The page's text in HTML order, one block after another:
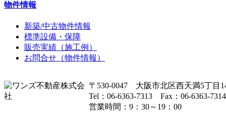
物件情報
新築/中古物件情報
標準設備・保障
販売実績（施工例）
お問合せ（物件情報）
〒530-0047 大阪市北区西天満5丁目
Tel：06-6363-7313 Fax：06-6363-7314
営業時間：9：30～19：00